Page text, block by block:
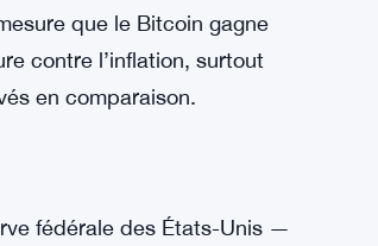
Donald Trump. Les
le potentiel du Bitcoin et
pour adopter les
un changement majeur